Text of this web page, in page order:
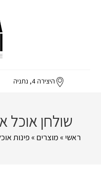
היצירה 4, נתניה
שולחן אוכל
ראשי» מוצרים» פינות